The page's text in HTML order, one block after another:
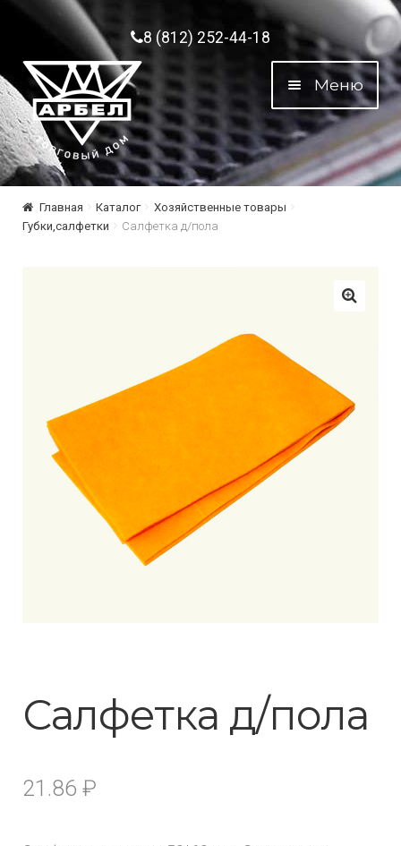
Перейти к навигации
Перейти к содержимому8 (812) 252-44-18
Меню
Главная Каталог
Хозяйственные товары
Губки,салфетки
Салфетка д/пола
Салфетка д/пола
21.86 ₽